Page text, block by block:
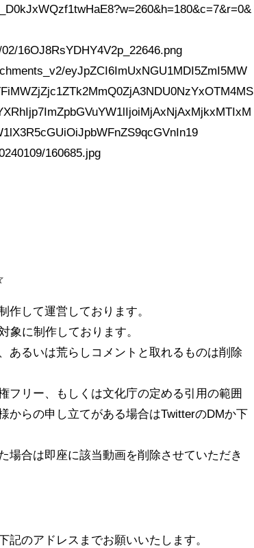
16OJ8RsYDHY4V2p_22646.png
eyJpZCI6ImUxNGU1MDI5ZmI5MW
160685.jpg
して運営しております。
に制作しております。
るいは荒らしコメントと取れるものは削除
リー、もしくは文化庁の定める引用の範囲
からの申し立てがある場合はTwitterのDMか下
場合は即座に該当動画を削除させていただき
のアドレスまでお願いいたします。